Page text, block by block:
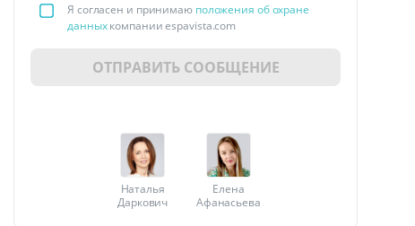
Я согласен и принимаю положения об охране
данныхкомпании espavista.com
ОТПРАВИТЬ СООБЩЕНИЕ
Наталья
Даркович
Елена
Афанасьева